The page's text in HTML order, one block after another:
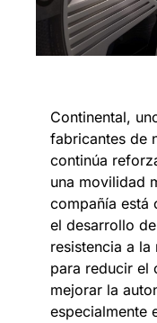
Continental,
fabricantes de
continúa
una movilidad
compañía está
el desarrollo
resistencia a
para reducir el
mejorar la
especialmente